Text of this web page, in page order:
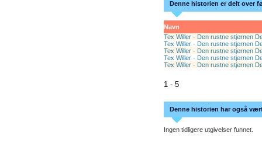
Denne historien er delt over
Navn
Tex Willer - Den rustne stjernen
Tex Willer - Den rustne stjernen
Tex Willer - Den rustne stjernen
Tex Willer - Den rustne stjernen
Tex Willer - Den rustne stjernen
1 - 5
Denne historien har også
Ingen tidligere utgivelser funnet.